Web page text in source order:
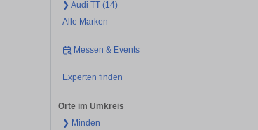
❯ Audi TT (14)
Alle Marken
Messen & Events
Experten finden
Orte im Umkreis
❯ Minden